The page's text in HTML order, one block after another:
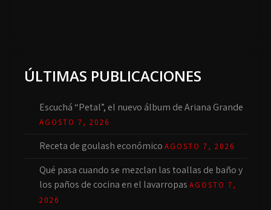
ÚLTIMAS PUBLICACIONES
Escuchá “Petal”, el nuevo álbum de Ariana Grande
AGOSTO 7, 2026
Receta de goulash económico AGOSTO 7, 2026
Qué pasa cuando se mezclan las toallas de baño y
los paños de cocina en el lavarropas AGOSTO 7,
2026